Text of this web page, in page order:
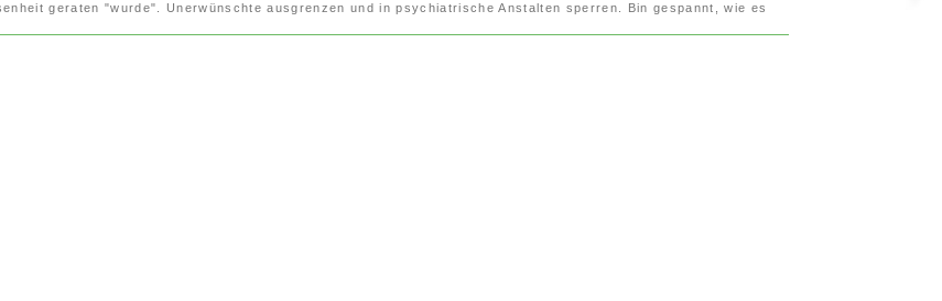
geraten "wurde". Unerwünschte ausgrenzen und in psychiatrische Anstalten sperren. Bin gespannt, wie es